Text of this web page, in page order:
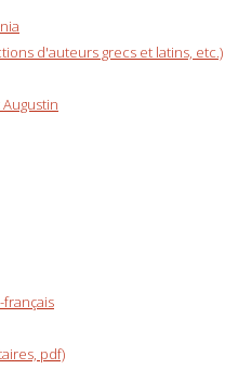
d'auteurs grecs et latins, etc.)
français
pdf)